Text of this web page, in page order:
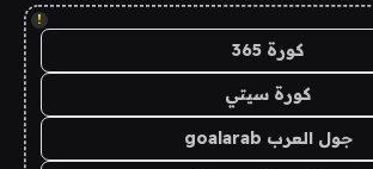
!
كورة 365
كورة سيتي
جول العرب goalarab